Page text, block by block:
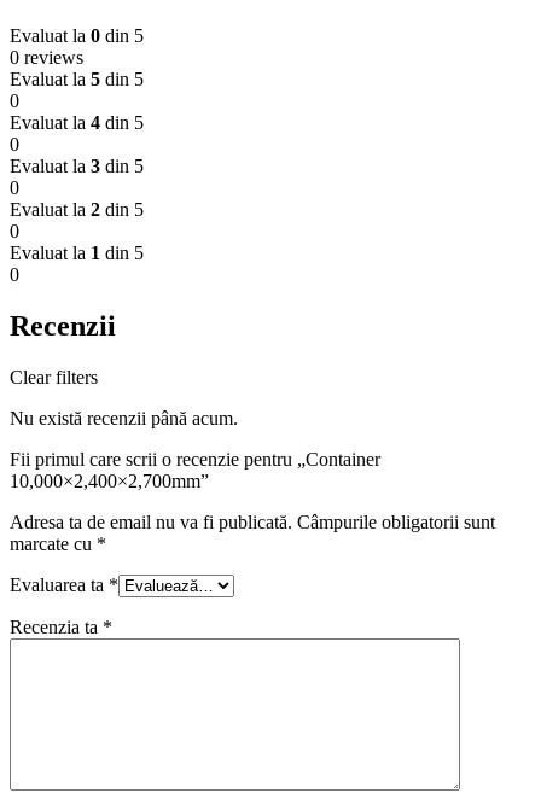
Evaluat la 0 din 5
0 reviews
Evaluat la 5 din 5
0
Evaluat la 4 din 5
0
Evaluat la 3 din 5
0
Evaluat la 2 din 5
0
Evaluat la 1 din 5
0
Recenzii
Clear filters
Nu există recenzii până acum.
Fii primul care scrii o recenzie pentru „Container
10,000×2,400×2,700mm”
Adresa ta de email nu va fi publicată. Câmpurile obligatorii sunt
marcate cu *
Evaluarea ta *
Recenzia ta *